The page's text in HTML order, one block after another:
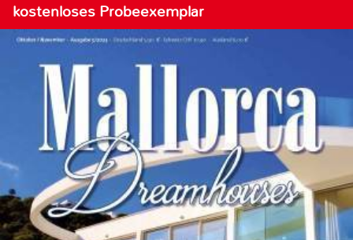
kostenloses Probeexemplar